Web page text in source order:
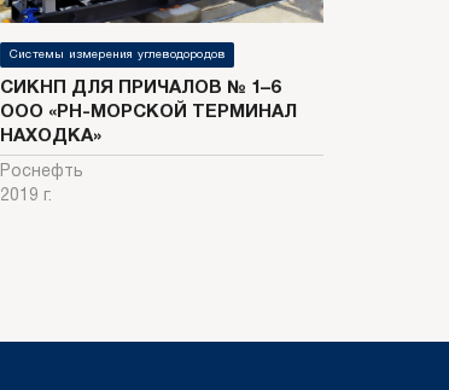
Системы измерения углеводородов
СИКНП ДЛЯ ПРИЧАЛОВ № 1–6
ООО «РН-МОРСКОЙ ТЕРМИНАЛ
НАХОДКА»
Роснефть
2019 г.